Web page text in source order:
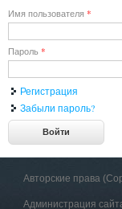
Имя пользователя *
Пароль *
Регистрация
Забыли пароль?
Авторские права
Администрация